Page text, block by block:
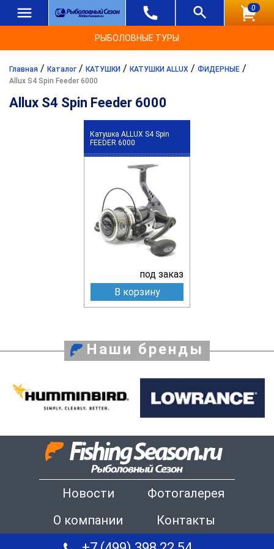
0
РЫБОЛОВНЫЕ ТУРЫ
Главная / Каталог / КАТУШКИ / КАТУШКИ ALLUX / ФИДЕРНЫЕ /
Allux S4 Spin Feeder 6000
Allux S4 Spin Feeder 6000
Катушка ALLUX S4 Spin
FEEDER 6000
под заказ
В корзину
Наши бренды
Новости
Фотогалерея
О компании
Контакты